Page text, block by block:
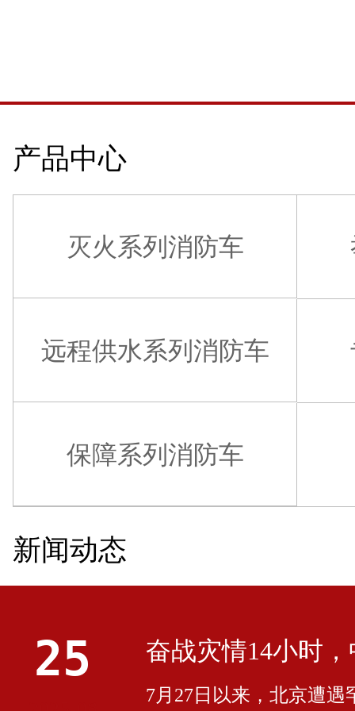
产品中心
灭火系列消防车
远程供水系列消防车
保障系列消防车
新闻动态
25
7月27日以来，北京遭